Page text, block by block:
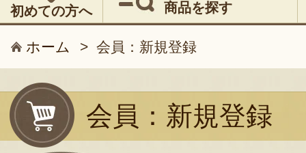
初めての方へ 商品を探す
ホーム > 会員：新規登録
会員：新規登録